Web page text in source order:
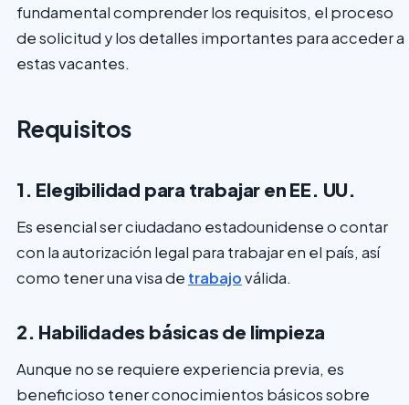
fundamental comprender los requisitos, el proceso
de solicitud y los detalles importantes para acceder a
estas vacantes.
Requisitos
1. Elegibilidad para trabajar en EE. UU.
Es esencial ser ciudadano estadounidense o contar
con la autorización legal para trabajar en el país, así
como tener una visa de trabajoválida.
2. Habilidades básicas de limpieza
Aunque no se requiere experiencia previa, es
beneficioso tener conocimientos básicos sobre